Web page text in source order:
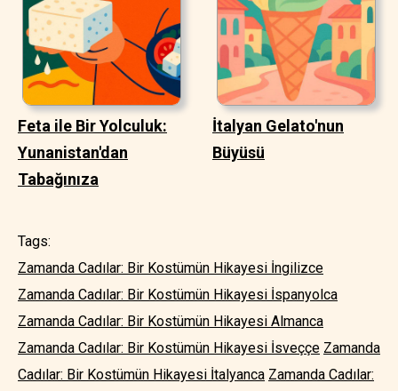
Feta ile Bir Yolculuk:
Yunanistan'dan
Tabağınıza
İtalyan Gelato'nun
Büyüsü
Tags:
Zamanda Cadılar: Bir Kostümün Hikayesi İngilizce
Zamanda Cadılar: Bir Kostümün Hikayesi İspanyolca
Zamanda Cadılar: Bir Kostümün Hikayesi Almanca
Zamanda Cadılar: Bir Kostümün Hikayesi İsveççe Zamanda
Cadılar: Bir Kostümün Hikayesi İtalyanca Zamanda Cadılar: